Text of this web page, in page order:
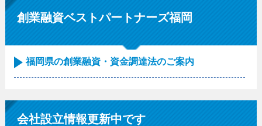
創業融資ベストパートナーズ福岡
福岡県の創業融資・資金調達法のご案内
会社設立情報更新中です